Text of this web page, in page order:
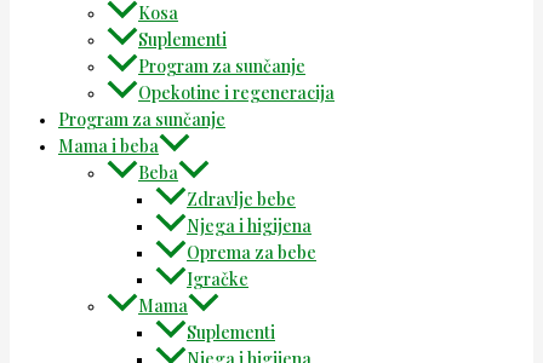
Kosa
Suplementi
Program za sunčanje
Opekotine i regeneracija
Program za sunčanje
Mama i beba
Beba
Zdravlje bebe
Njega i higijena
Oprema za bebe
Igračke
Mama
Suplementi